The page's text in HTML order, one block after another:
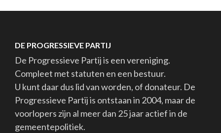
DE PROGRESSIEVE PARTIJ
De Progressieve Partij is een vereniging.
Compleet met statuten en een bestuur.
U kunt daar dus lid van worden, of donateur. De
Progressieve Partij is ontstaan in 2004, maar de
voorlopers zijn al meer dan 25 jaar actief in de
gemeentepolitiek.